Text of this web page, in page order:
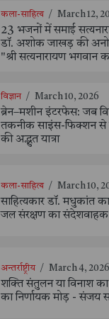
कला-साहित्य / March 12,
23 भजनों में समाई
डॉ. अशोक जाखड़ की
"श्री सत्यनारायण भगवान
विज्ञान / March 10, 2026
ब्रेन–मशीन इंटरफेस: जब
तकनीक साइंस-फिक्शन से
की अद्भुत यात्रा
कला-साहित्य / March 10,
साहित्यकार डॉ. मधुकांत
जल संरक्षण का संदेशवाहक
अन्तर्राष्ट्रीय / March 4, 2026
शक्ति संतुलन या विनाश का
का निर्णायक मोड़ - संजय